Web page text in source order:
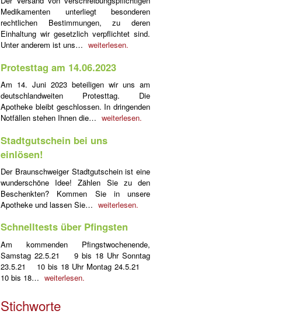
Medikamenten unterliegt besonderen
rechtlichen Bestimmungen, zu deren
Einhaltung wir gesetzlich verpflichtet sind.
Unter anderem ist uns… weiterlesen.
Protesttag am 14.06.2023
Am 14. Juni 2023 beteiligen wir uns am
deutschlandweiten Protesttag. Die
Apotheke bleibt geschlossen. In dringenden
Notfällen stehen Ihnen die… weiterlesen.
Stadtgutschein bei uns
einlösen!
Der Braunschweiger Stadtgutschein ist eine
wunderschöne Idee! Zählen Sie zu den
Beschenkten? Kommen Sie in unsere
Apotheke und lassen Sie… weiterlesen.
Schnelltests über Pfingsten
Am kommenden Pfingstwochenende,
Samstag 22.5.21 9 bis 18 Uhr Sonntag
23.5.21 10 bis 18 Uhr Montag 24.5.21
10 bis 18… weiterlesen.
Stichworte